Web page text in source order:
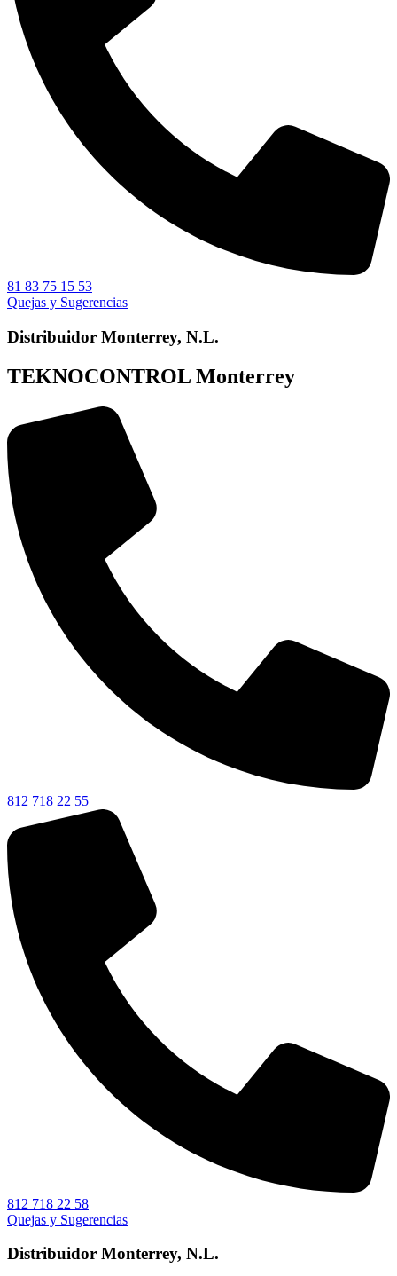
81 83 75 15 53
Quejas y Sugerencias
Distribuidor Monterrey, N.L.
TEKNOCONTROL Monterrey
812 718 22 55
812 718 22 58
Quejas y Sugerencias
Distribuidor Monterrey, N.L.